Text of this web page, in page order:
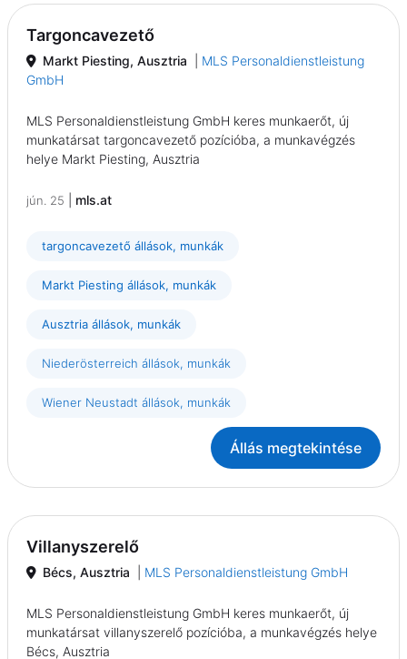
Targoncavezető
Markt Piesting, Ausztria
MLS Personaldienstleistung
GmbH
MLS Personaldienstleistung GmbH keres munkaerőt, új
munkatársat targoncavezető pozícióba, a munkavégzés
helye Markt Piesting, Ausztria
jún. 25 mls.at
targoncavezető állások, munkák
Markt Piesting állások, munkák
Ausztria állások, munkák
Niederösterreich állások, munkák
Wiener Neustadt állások, munkák
Állás megtekintése
Villanyszerelő
Bécs, Ausztria MLS Personaldienstleistung GmbH
MLS Personaldienstleistung GmbH keres munkaerőt, új
munkatársat villanyszerelő pozícióba, a munkavégzés helye
Bécs, Ausztria